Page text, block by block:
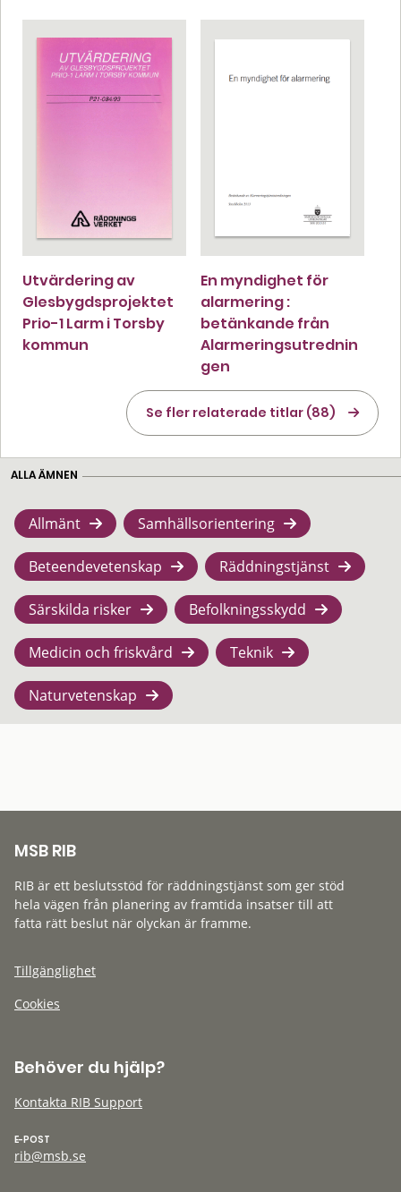
Utvärdering av
Glesbygdsprojektet
Prio-1 Larm i Torsby
kommun
En myndighet för
alarmering :
betänkande från
Alarmeringsutrednin
gen
Se fler relaterade titlar (88)
ALLA ÄMNEN
Allmänt Samhällsorientering
Beteendevetenskap Räddningstjänst
Särskilda risker Befolkningsskydd
Medicin och friskvård Teknik
Naturvetenskap
MSB RIB
RIB är ett beslutsstöd för räddningstjänst som ger stöd
hela vägen från planering av framtida insatser till att
fatta rätt beslut när olyckan är framme.
Tillgänglighet
Cookies
Behöver du hjälp?
Kontakta RIB Support
E-POST
rib@msb.se